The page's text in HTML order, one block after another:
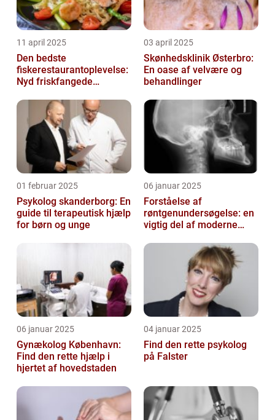
11 april 2025
Den bedste
fiskerestaurantoplevelse:
Nyd friskfangede
03 april 2025
Skønhedsklinik Østerbro:
En oase af velvære og
behandlinger
01 februar 2025
Psykolog skanderborg: En
guide til terapeutisk hjælp
for børn og unge
06 januar 2025
Forståelse af
røntgenundersøgelse: en
vigtig del af moderne
06 januar 2025
Gynækolog København:
Find den rette hjælp i
hjertet af hovedstaden
04 januar 2025
Find den rette psykolog
på Falster